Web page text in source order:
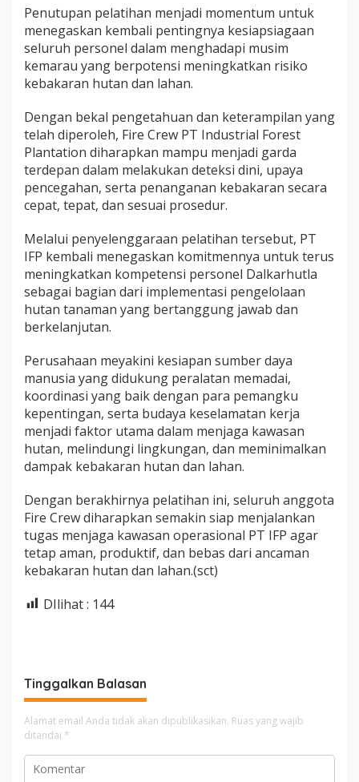
Penutupan pelatihan menjadi momentum untuk
menegaskan kembali pentingnya kesiapsiagaan
seluruh personel dalam menghadapi musim
kemarau yang berpotensi meningkatkan risiko
kebakaran hutan dan lahan.
Dengan bekal pengetahuan dan keterampilan yang
telah diperoleh, Fire Crew PT Industrial Forest
Plantation diharapkan mampu menjadi garda
terdepan dalam melakukan deteksi dini, upaya
pencegahan, serta penanganan kebakaran secara
cepat, tepat, dan sesuai prosedur.
Melalui penyelenggaraan pelatihan tersebut, PT
IFP kembali menegaskan komitmennya untuk terus
meningkatkan kompetensi personel Dalkarhutla
sebagai bagian dari implementasi pengelolaan
hutan tanaman yang bertanggung jawab dan
berkelanjutan.
Perusahaan meyakini kesiapan sumber daya
manusia yang didukung peralatan memadai,
koordinasi yang baik dengan para pemangku
kepentingan, serta budaya keselamatan kerja
menjadi faktor utama dalam menjaga kawasan
hutan, melindungi lingkungan, dan meminimalkan
dampak kebakaran hutan dan lahan.
Dengan berakhirnya pelatihan ini, seluruh anggota
Fire Crew diharapkan semakin siap menjalankan
tugas menjaga kawasan operasional PT IFP agar
tetap aman, produktif, dan bebas dari ancaman
kebakaran hutan dan lahan.(sct)
DIlihat : 144
Tinggalkan Balasan
Alamat email Anda tidak akan dipublikasikan. Ruas yang wajib
ditandai *